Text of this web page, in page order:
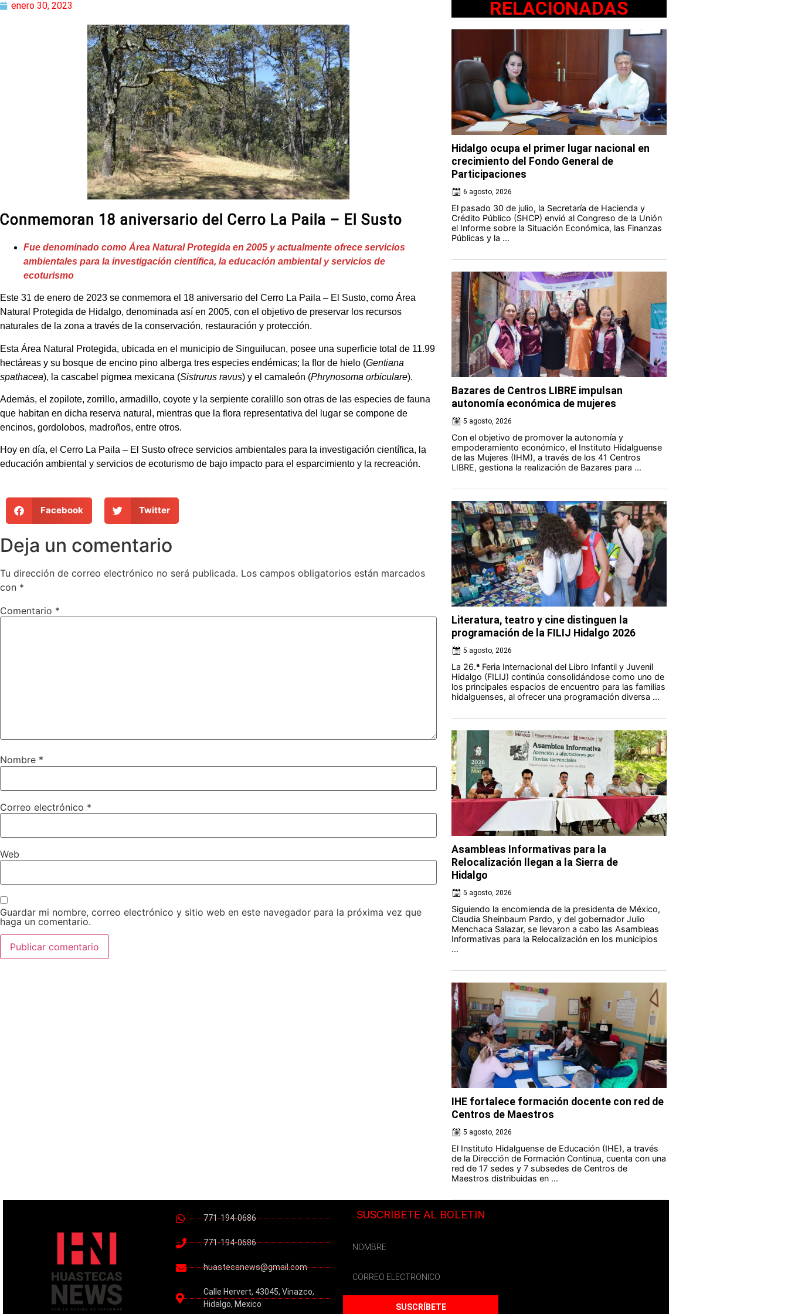
enero 30, 2023
Conmemoran 18 aniversario del Cerro La Paila – El Susto
Fue denominado como Área Natural Protegida en 2005 y actualmente ofrece servicios
ambientales para la investigación científica, la educación ambiental y servicios de
ecoturismo
Este 31 de enero de 2023 se conmemora el 18 aniversario del Cerro La Paila – El Susto, como Área
Natural Protegida de Hidalgo, denominada así en 2005, con el objetivo de preservar los recursos
naturales de la zona a través de la conservación, restauración y protección.
Esta Área Natural Protegida, ubicada en el municipio de Singuilucan, posee una superficie total de 11.99
hectáreas y su bosque de encino pino alberga tres especies endémicas; la flor de hielo (Gentiana
spathacea), la cascabel pigmea mexicana (Sistrurus ravus) y el camaleón (Phrynosoma orbiculare).
Además, el zopilote, zorrillo, armadillo, coyote y la serpiente coralillo son otras de las especies de fauna
que habitan en dicha reserva natural, mientras que la flora representativa del lugar se compone de
encinos, gordolobos, madroños, entre otros.
Hoy en día, el Cerro La Paila – El Susto ofrece servicios ambientales para la investigación científica, la
educación ambiental y servicios de ecoturismo de bajo impacto para el esparcimiento y la recreación.
Facebook Twitter
Deja un comentario
Tu dirección de correo electrónico no será publicada. Los campos obligatorios están marcados
con *
Comentario *
Nombre *
Correo electrónico *
Web
Guardar mi nombre, correo electrónico y sitio web en este navegador para la próxima vez que
haga un comentario.
RELACIONADAS
Hidalgo ocupa el primer lugar nacional en
crecimiento del Fondo General de
Participaciones
6 agosto, 2026
El pasado 30 de julio, la Secretaría de Hacienda y
Crédito Público (SHCP) envió al Congreso de la Unión
el Informe sobre la Situación Económica, las Finanzas
Públicas y la ...
Bazares de Centros LIBRE impulsan
autonomía económica de mujeres
5 agosto, 2026
Con el objetivo de promover la autonomía y
empoderamiento económico, el Instituto Hidalguense
de las Mujeres (IHM), a través de los 41 Centros
LIBRE, gestiona la realización de Bazares para ...
Literatura, teatro y cine distinguen la
programación de la FILIJ Hidalgo 2026
5 agosto, 2026
La 26.ª Feria Internacional del Libro Infantil y Juvenil
Hidalgo (FILIJ) continúa consolidándose como uno de
los principales espacios de encuentro para las familias
hidalguenses, al ofrecer una programación diversa ...
Asambleas Informativas para la
Relocalización llegan a la Sierra de
Hidalgo
5 agosto, 2026
Siguiendo la encomienda de la presidenta de México,
Claudia Sheinbaum Pardo, y del gobernador Julio
Menchaca Salazar, se llevaron a cabo las Asambleas
Informativas para la Relocalización en los municipios
...
IHE fortalece formación docente con red de
Centros de Maestros
5 agosto, 2026
El Instituto Hidalguense de Educación (IHE), a través
de la Dirección de Formación Continua, cuenta con una
red de 17 sedes y 7 subsedes de Centros de
Maestros distribuidas en ...
771-194-0686
771-194-0686
huastecanews@gmail.com
Calle Hervert, 43045, Vinazco,
Hidalgo, Mexico
SUSCRIBETE AL BOLETIN
SUSCRÍBETE